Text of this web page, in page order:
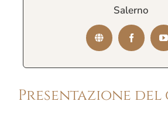
Presentazione
Salerno